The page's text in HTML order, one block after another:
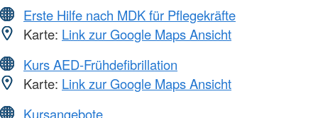
Erste Hilfe nach MDK für Pflegekräfte
Karte: Link zur Google Maps Ansicht
Kurs AED-Frühdefibrillation
Karte: Link zur Google Maps Ansicht
Kursangebote